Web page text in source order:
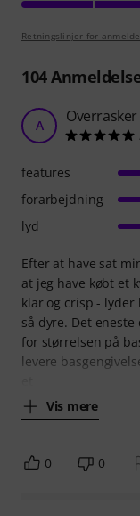
Retningslinjer for
104
A
Efter at have sat
at jeg have købt et
klar og crisp -
så dyre. Det
for størrelsen på
levere
Vis mere
features
forarbejdning
lyd
0 0